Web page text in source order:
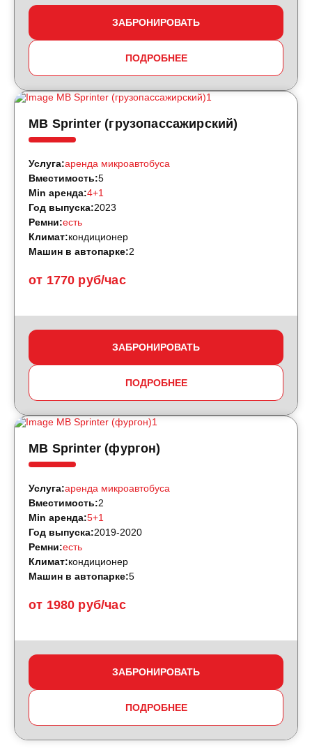
ЗАБРОНИРОВАТЬ
ПОДРОБНЕЕ
MB Sprinter (грузопассажирский)
от 1770 руб/час
Услуга:аренда микроавтобуса
Вместимость:5
Min аренда:4+1
Год выпуска:2023
Ремни:есть
Климат:кондиционер
Машин в автопарке:2
ЗАБРОНИРОВАТЬ
ПОДРОБНЕЕ
MB Sprinter (фургон)
от 1980 руб/час
Услуга:аренда микроавтобуса
Вместимость:2
Min аренда:5+1
Год выпуска:2019-2020
Ремни:есть
Климат:кондиционер
Машин в автопарке:5
ЗАБРОНИРОВАТЬ
ПОДРОБНЕЕ